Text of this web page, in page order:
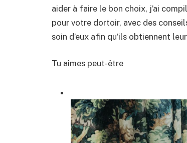
aider à faire le bon choix, j’ai
pour votre dortoir, avec des
soin d’eux afin qu’ils obtiennent
Tu aimes peut-être